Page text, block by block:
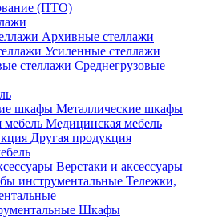
(ПТО)
Архивные стеллажи
Усиленные стеллажи
Среднегрузовые
Металлические шкафы
Медицинская мебель
Другая продукция
Верстаки и аксессуары
Тележки,
Шкафы